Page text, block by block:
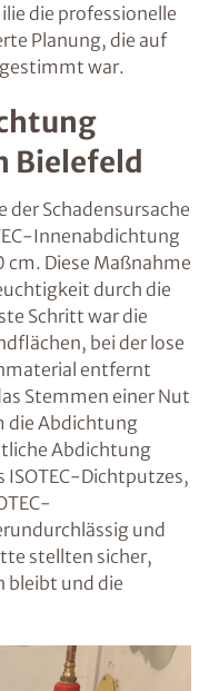
die professionelle
Planung, die auf
war.
Bielefeld
der Schadensursache
Innenabdichtung
cm. Diese Maßnahme
durch die
Schritt war die
bei der lose
entfernt
Stemmen einer Nut
die Abdichtung
Abdichtung
Dichtputzes,
und
stellten sicher,
bleibt und die